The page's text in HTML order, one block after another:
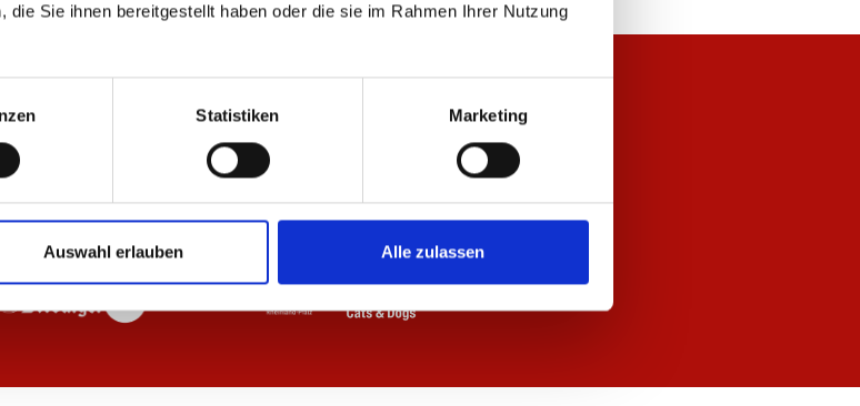
Sie ihnen bereitgestellt haben oder die sie im Rahmen Ihrer Nutzung
Statistiken Marketing
Auswahl erlauben Alle zulassen